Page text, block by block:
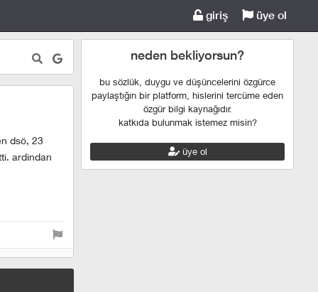
giriş üye ol
dsö, 23
ardindan
neden bekliyorsun?
bu sözlük, duygu ve düşüncelerini özgürce
paylaştığın bir platform, hislerini tercüme eden
özgür bilgi kaynağıdır.
katkıda bulunmak istemez misin?
üye ol